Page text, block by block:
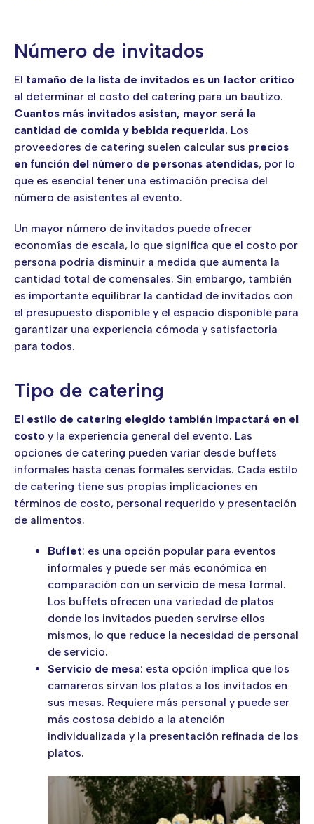
Número de invitados
El tamaño de la lista de invitados es un factor crítico
al determinar el costo del catering para un bautizo.
Cuantos más invitados asistan, mayor será la
cantidad de comida y bebida requerida. Los
proveedores de catering suelen calcular sus precios
en función del número de personas atendidas, por lo
que es esencial tener una estimación precisa del
número de asistentes al evento.
Un mayor número de invitados puede ofrecer
economías de escala, lo que significa que el costo por
persona podría disminuir a medida que aumenta la
cantidad total de comensales. Sin embargo, también
es importante equilibrar la cantidad de invitados con
el presupuesto disponible y el espacio disponible para
garantizar una experiencia cómoda y satisfactoria
para todos.
Tipo de catering
El estilo de catering elegido también impactará en el
costo y la experiencia general del evento. Las
opciones de catering pueden variar desde buffets
informales hasta cenas formales servidas. Cada estilo
de catering tiene sus propias implicaciones en
términos de costo, personal requerido y presentación
de alimentos.
Buffet: es una opción popular para eventos
informales y puede ser más económica en
comparación con un servicio de mesa formal.
Los buffets ofrecen una variedad de platos
donde los invitados pueden servirse ellos
mismos, lo que reduce la necesidad de personal
de servicio.
Servicio de mesa: esta opción implica que los
camareros sirvan los platos a los invitados en
sus mesas. Requiere más personal y puede ser
más costosa debido a la atención
individualizada y la presentación refinada de los
platos.